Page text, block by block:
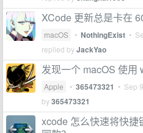
XCode 更新总是卡在
macOS • NothingExist •
replied byJackYao
发现一个 macOS 使用
Apple • 365473321 • Sep
by365473321
xcode 怎么快速将快捷